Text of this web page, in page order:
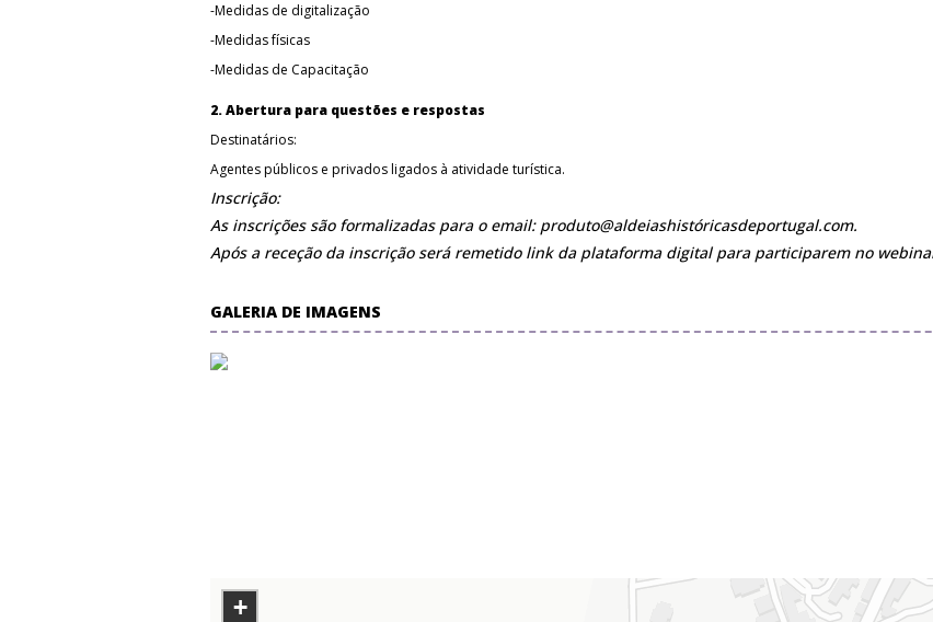
-Medidas de digitalização
-Medidas físicas
-Medidas de Capacitação
2. Abertura para questões e respostas
Destinatários:
Agentes públicos e privados ligados à atividade turística.
Inscrição:
As inscrições são formalizadas para o email: produto@aldeiashistóricasdeportugal.com.
Após a receção da inscrição será remetido link da plataforma digital para participarem no
GALERIA DE IMAGENS
+